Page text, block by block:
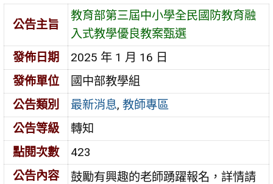
公告主旨
教育部第三屆中小學全民國防教育融
入式教學優良教案甄選
發佈日期
2025 年 1 月 16 日
發佈單位
國中部教學組
公告類別
最新消息,教師專區
公告等級
轉知
點閱次數
423
公告內容
鼓勵有興趣的老師踴躍報名，詳情請